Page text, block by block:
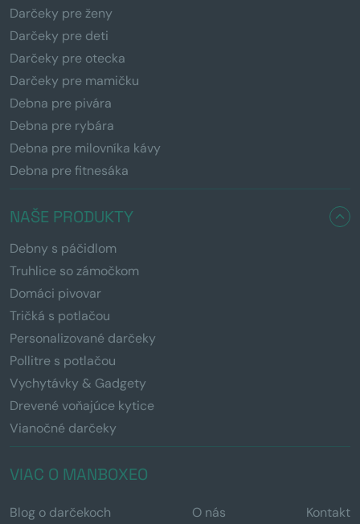
Darčeky pre ženy
Darčeky pre deti
Darčeky pre otecka
Darčeky pre mamičku
Debna pre pivára
Debna pre rybára
Debna pre milovníka kávy
Debna pre fitnesáka
NAŠE PRODUKTY
Debny s páčidlom
Truhlice so zámočkom
Domáci pivovar
Tričká s potlačou
Personalizované darčeky
Pollitre s potlačou
Vychytávky & Gadgety
Drevené voňajúce kytice
Vianočné darčeky
VIAC O MANBOXEO
Blog o darčekoch O nás Kontakt